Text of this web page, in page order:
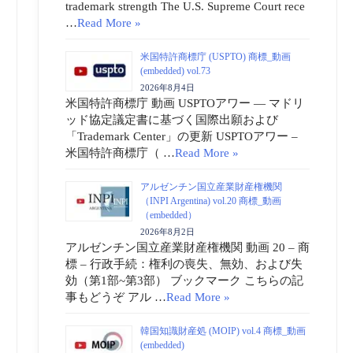
trademark strength The U.S. Supreme Court rece
…Read More »
米国特許商標庁 (USPTO) 商標_動画
(embedded) vol.73
2026年8月4日
米国特許商標庁 動画 USPTOアワー ― マドリ
ッド協定議定書に基づく国際出願および
「Trademark Center」の更新 USPTOアワー –
米国特許商標庁（ …Read More »
アルゼンチン国立産業財産権機関
（INPI Argentina) vol.20 商標_動画
（embedded）
2026年8月2日
アルゼンチン国立産業財産権機関 動画 20 – 商
標 – 行政手続：権利の喪失、無効、および失
効（第1部~第3部） ブックマーク こちらの記
事もどうぞ アル …Read More »
韓国知識財産処 (MOIP) vol.4 商標_動画
(embedded)